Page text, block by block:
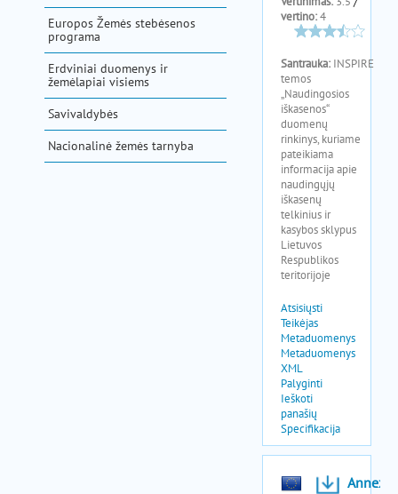
Europos Žemės stebėsenos
programa
Erdviniai duomenys ir
žemėlapiai visiems
Savivaldybės
Nacionalinė žemės tarnyba